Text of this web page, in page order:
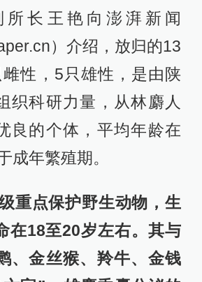
所长王艳向澎湃新闻
）介绍，放归的13
性，5只雄性，是由陕
织科研力量，从林麝人
良的个体，平均年龄在
成年繁殖期。
重点保护野生动物，生
在18至20岁左右。其与
、金丝猴、羚牛、金钱